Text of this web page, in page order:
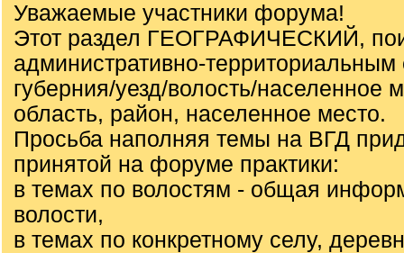
Уважаемые участники форума!
Этот раздел ГЕОГРАФИЧЕСКИЙ,
административно-
губерния/уезд/волость/населенное
область, район, населенное место.
Просьба наполняя темы на ВГД
принятой на форуме практики:
в темах по волостям - общая
волости,
в темах по конкретному селу,